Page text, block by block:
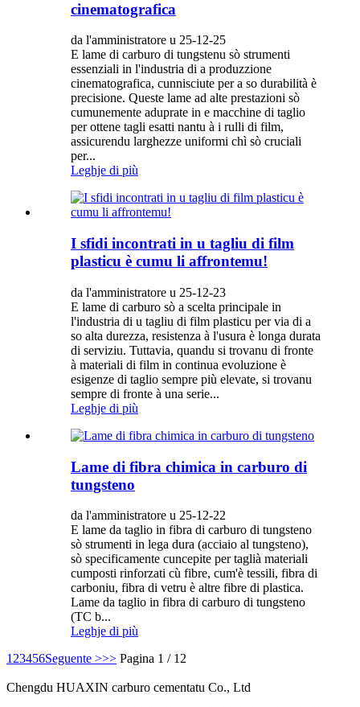
cinematografica
da l'amministratore u 25-12-25
E lame di carburo di tungstenu sò strumenti
essenziali in l'industria di a produzzione
cinematografica, cunnisciute per a so durabilità è
precisione. Queste lame ad alte prestazioni sò
cumunemente aduprate in e macchine di taglio
per ottene tagli esatti nantu à i rulli di film,
assicurendu larghezze uniformi chì sò cruciali
per...
Leghje di più
I sfidi incontrati in u tagliu di film
plasticu è cumu li affrontemu!
da l'amministratore u 25-12-23
E lame di carburo sò a scelta principale in
l'industria di u tagliu di film plasticu per via di a
so alta durezza, resistenza à l'usura è longa durata
di serviziu. Tuttavia, quandu si trovanu di fronte
à materiali di film in continua evoluzione è
esigenze di taglio sempre più elevate, si trovanu
sempre di fronte à una serie...
Leghje di più
Lame di fibra chimica in carburo di
tungsteno
da l'amministratore u 25-12-22
E lame da taglio in fibra di carburo di tungsteno
sò strumenti in lega dura (acciaio al tungsteno),
sò specificamente cuncepite per taglià materiali
cumposti rinforzati cù fibre, cum'è tessili, fibra di
carboniu, fibra di vetru è altre fibre di plastica.
Lame da taglio in fibra di carburo di tungsteno
(TC b...
Leghje di più
1 23456Seguente >>> Pagina 1 / 12
Chengdu HUAXIN carburo cementatu Co., Ltd